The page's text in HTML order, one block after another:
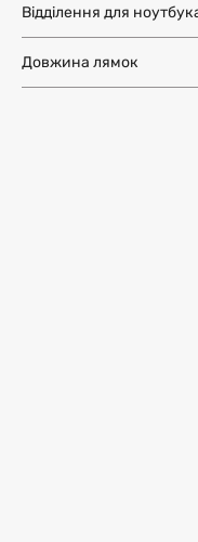
Відділення для
Довжина лямок